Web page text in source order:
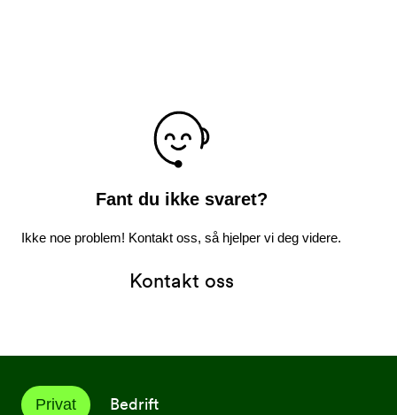
Fant du ikke svaret?
Ikke noe problem! Kontakt oss, så hjelper vi deg videre.
Kontakt oss
Privat Bedrift